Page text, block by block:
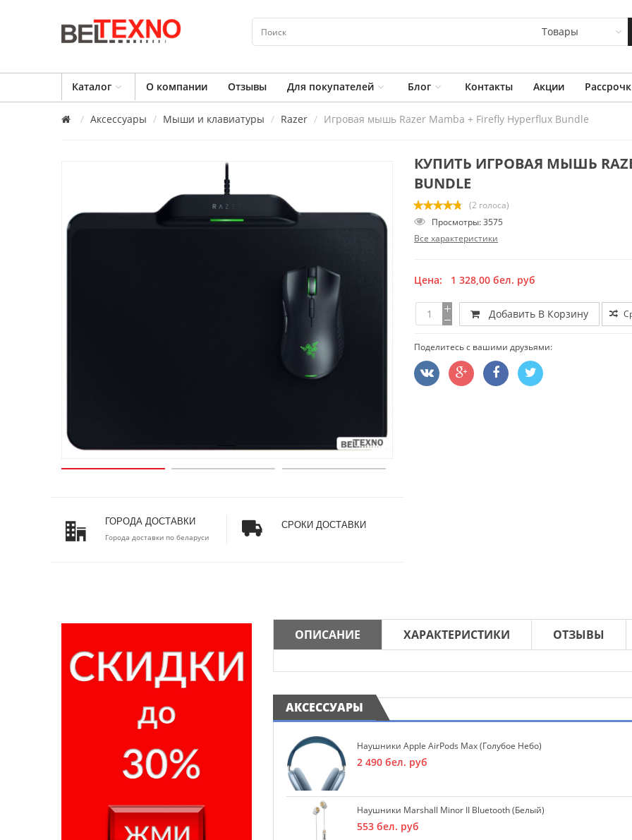
Товары
Каталог О компании Отзывы Для покупателей Блог Контакты Акции
Аксессуары Мыши и клавиатуры Razer Игровая мышь Razer Mamba + Firefly Hyperflux Bundle
ГОРОДА ДОСТАВКИ
Города доставки по беларуси
СРОКИ ДОСТАВКИ
КУПИТЬ ИГРОВАЯ МЫШЬ RAZER
BUNDLE
(2 голоса)
Просмотры: 3575
Все характеристики
Цена: 1 328,00 бел. руб
Добавить В Корзину
Поделитесь с вашими друзьями:
ОПИСАНИЕ ХАРАКТЕРИСТИКИ ОТЗЫВЫ
АКСЕССУАРЫ
Наушники Apple AirPods Max (голубое Небо)
2 490 бел. руб
Наушники Marshall Minor II Bluetooth (белый)
553 бел. руб